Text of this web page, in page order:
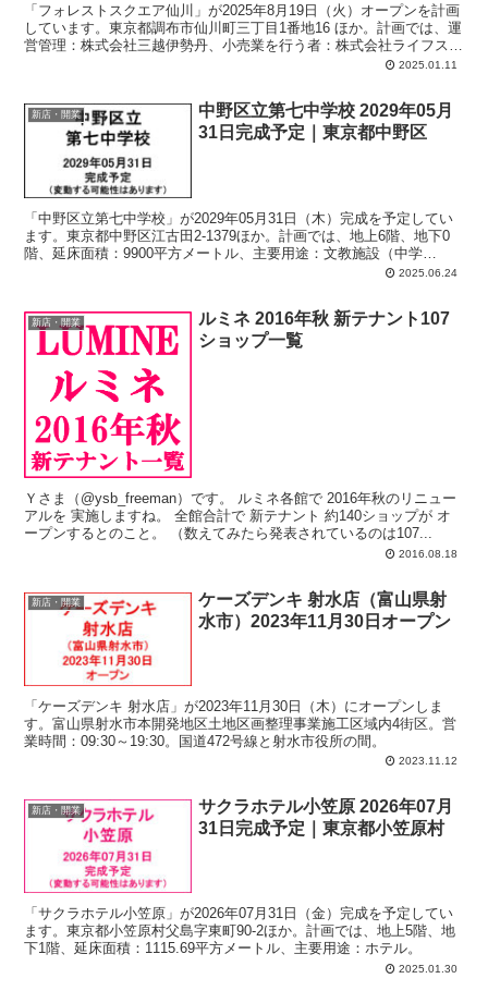
「フォレストスクエア仙川」が2025年8月19日（火）オープンを計画
しています。東京都調布市仙川町三丁目1番地16 ほか。計画では、運
営管理：株式会社三越伊勢丹、小売業を行う者：株式会社ライフスタ
イルイノベーションほか1社ほか未定、店舗面積：1,494平方メート
2025.01.11
新店・開業
中野区立第七中学校 2029年05月
31日完成予定｜東京都中野区
「中野区立第七中学校」が2029年05月31日（木）完成を予定してい
ます。東京都中野区江古田2-1379ほか。計画では、地上6階、地下0
階、延床面積：9900平方メートル、主要用途：文教施設（中学
2025.06.24
新店・開業
ルミネ 2016年秋 新テナント107
ショップ一覧
Ｙさま（@ysb_freeman）です。 ルミネ各館で 2016年秋のリニュー
アルを 実施しますね。 全館合計で 新テナント 約140ショップが オ
ープンするとのこと。 （数えてみたら発表されているのは107...
2016.08.18
新店・開業
ケーズデンキ 射水店（富山県射
水市）2023年11月30日オープン
「ケーズデンキ 射水店」が2023年11月30日（木）にオープンしま
す。富山県射水市本開発地区土地区画整理事業施工区域内4街区。営
業時間：09:30～19:30。国道472号線と射水市役所の間。
2023.11.12
新店・開業
サクラホテル小笠原 2026年07月
31日完成予定｜東京都小笠原村
「サクラホテル小笠原」が2026年07月31日（金）完成を予定してい
ます。東京都小笠原村父島字東町90-2ほか。計画では、地上5階、地
下1階、延床面積：1115.69平方メートル、主要用途：ホテル。
2025.01.30